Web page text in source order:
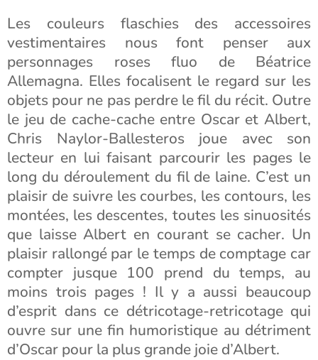
Les couleurs flaschies des accessoires
vestimentaires nous font penser aux
personnages roses fluo de Béatrice
Allemagna. Elles focalisent le regard sur les
objets pour ne pas perdre le fil du récit. Outre
le jeu de cache-cache entre Oscar et Albert,
Chris Naylor-Ballesteros joue avec son
lecteur en lui faisant parcourir les pages le
long du déroulement du fil de laine. C’est un
plaisir de suivre les courbes, les contours, les
montées, les descentes, toutes les sinuosités
que laisse Albert en courant se cacher. Un
plaisir rallongé par le temps de comptage car
compter jusque 100 prend du temps, au
moins trois pages ! Il y a aussi beaucoup
d’esprit dans ce détricotage-retricotage qui
ouvre sur une fin humoristique au détriment
d’Oscar pour la plus grande joie d’Albert.